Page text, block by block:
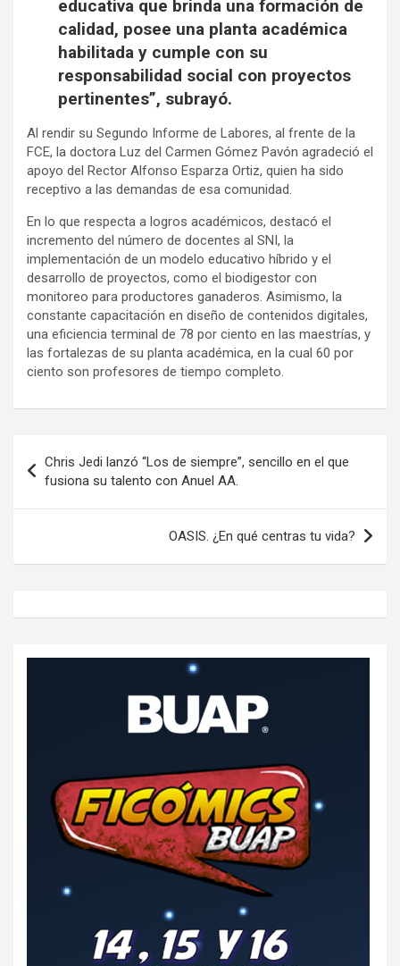
educativa que brinda una formación de
calidad, posee una planta académica
habilitada y cumple con su
responsabilidad social con proyectos
pertinentes”, subrayó.
Al rendir su Segundo Informe de Labores, al frente de la
FCE, la doctora Luz del Carmen Gómez Pavón agradeció el
apoyo del Rector Alfonso Esparza Ortiz, quien ha sido
receptivo a las demandas de esa comunidad.
En lo que respecta a logros académicos, destacó el
incremento del número de docentes al SNI, la
implementación de un modelo educativo híbrido y el
desarrollo de proyectos, como el biodigestor con
monitoreo para productores ganaderos. Asimismo, la
constante capacitación en diseño de contenidos digitales,
una eficiencia terminal de 78 por ciento en las maestrías, y
las fortalezas de su planta académica, en la cual 60 por
ciento son profesores de tiempo completo.
de
entradas
Chris Jedi lanzó “Los de siempre”, sencillo en el que
fusiona su talento con Anuel AA.
OASIS. ¿En qué centras tu vida?